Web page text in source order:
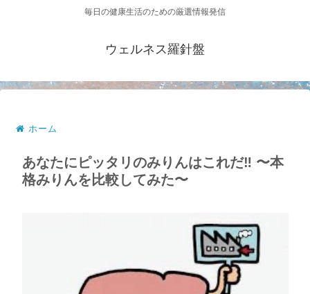
毎日の健康生活のための厳選情報発信
ウェルネス羅針盤
ホーム
あなたにピッタリのみりんはこれだ‼️ 〜本
格みりんを比較してみた〜